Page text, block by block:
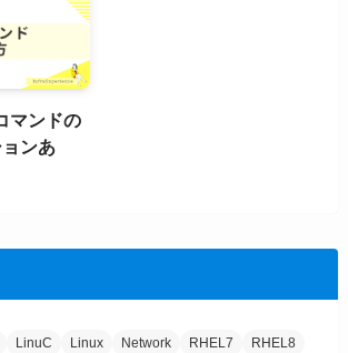
マンドの
ンあ
LinuC Linux Network RHEL7 RHEL8